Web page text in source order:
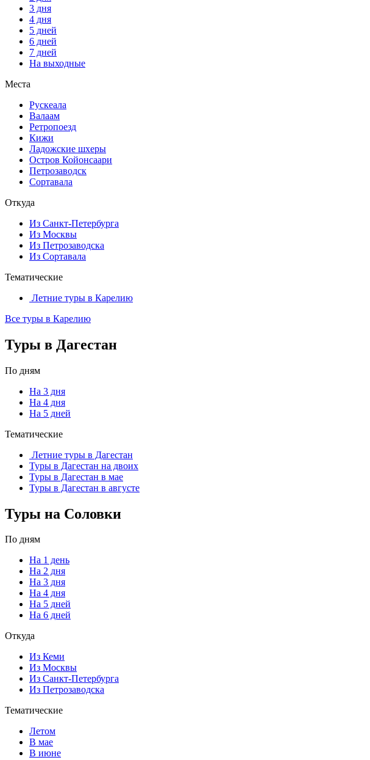
3 дня
4 дня
5 дней
6 дней
7 дней
На выходные
Места
Рускеала
Валаам
Ретропоезд
Кижи
Ладожские шхеры
Остров Койонсаари
Петрозаводск
Сортавала
Откуда
Из Санкт-Петербурга
Из Москвы
Из Петрозаводска
Из Сортавала
Тематические
Летние туры в Карелию
Все туры в Карелию
Туры в Дагестан
По дням
На 3 дня
На 4 дня
На 5 дней
Тематические
Летние туры в Дагестан
Туры в Дагестан на двоих
Туры в Дагестан в мае
Туры в Дагестан в августе
Туры на Соловки
По дням
На 1 день
На 2 дня
На 3 дня
На 4 дня
На 5 дней
На 6 дней
Откуда
Из Кеми
Из Москвы
Из Санкт-Петербурга
Из Петрозаводска
Тематические
Летом
В мае
В июне